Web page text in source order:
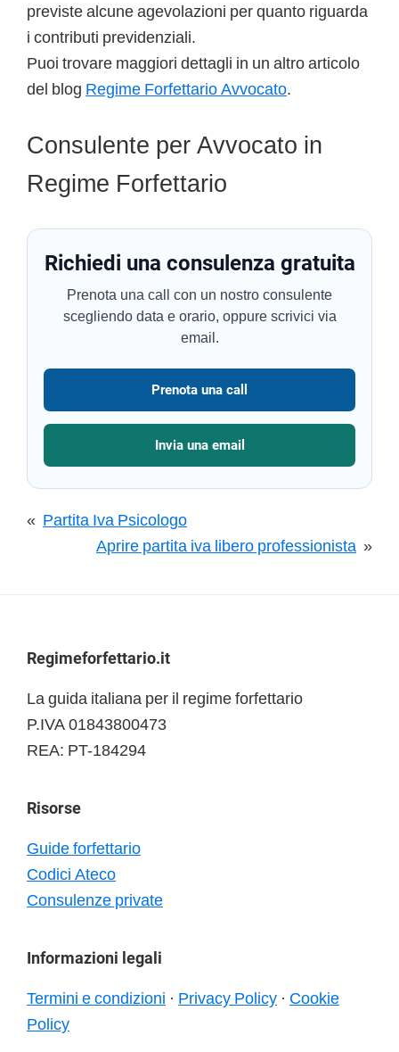
previste alcune agevolazioni per quanto riguarda
i contributi previdenziali.
Puoi trovare maggiori dettagli in un altro articolo
del blog Regime Forfettario Avvocato.
Consulente per Avvocato in
Regime Forfettario
Richiedi una consulenza gratuita
Prenota una call con un nostro consulente
scegliendo data e orario, oppure scrivici via
email.
Prenota una call
Invia una email
« Partita Iva Psicologo
Aprire partita iva libero professionista »
Footer
Regimeforfettario.it
La guida italiana per il regime forfettario
P.IVA 01843800473
REA: PT-184294
Risorse
Guide forfettario
Codici Ateco
Consulenze private
Informazioni legali
Termini e condizioni · Privacy Policy · Cookie
Policy